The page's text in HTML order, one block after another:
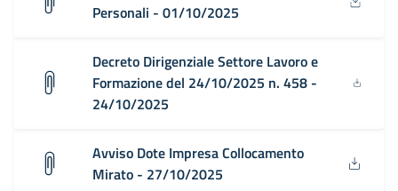
Personali - 01/10/2025
Decreto Dirigenziale Settore Lavoro e
Formazione del 24/10/2025 n. 458 -
24/10/2025
Avviso Dote Impresa Collocamento
Mirato - 27/10/2025